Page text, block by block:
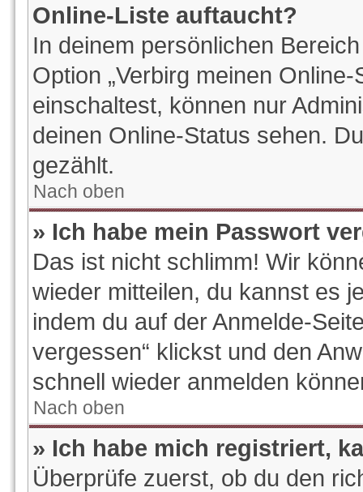
Online-Liste auftaucht?
In deinem persönlichen
Option „Verbirg meinen
einschaltest, können nur
deinen Online-Status sehen.
gezählt.
Nach oben
» Ich habe mein Passwort
Das ist nicht schlimm! Wir
wieder mitteilen, du kannst es
indem du auf der Anmelde-
vergessen“ klickst und den
schnell wieder anmelden
Nach oben
» Ich habe mich registriert,
Überprüfe zuerst, ob du den